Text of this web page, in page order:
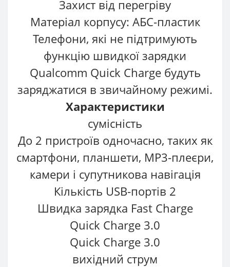
Захист від перегріву
Матеріал корпусу: АБС-пластик
Телефони, які не підтримують
функцію швидкої зарядки
Qualcomm Quick Charge будуть
заряджатися в звичайному режимі.
Характеристики
сумісність
До 2 пристроїв одночасно, таких як
смартфони, планшети, MP3-плеєри,
камери і супутникова навігація
Кількість USB-портів 2
Швидка зарядка Fast Charge
Quick Charge 3.0
Quick Charge 3.0
вихідний струм